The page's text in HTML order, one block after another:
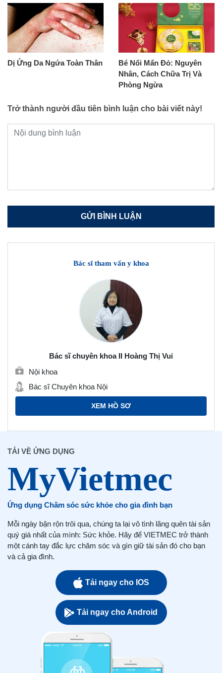
Dị Ứng Da Ngứa Toàn Thân
Bé Nổi Mẩn Đỏ: Nguyên
Nhân, Cách Chữa Trị Và
Phòng Ngừa
Trở thành người đầu tiên bình luận cho bài viết này!
Bác sĩ tham vấn y khoa
Bác sĩ chuyên khoa II Hoàng Thị Vui
Nội khoa
Bác sĩ Chuyên khoa Nội
XEM HỒ SƠ
TẢI VỀ ỨNG DỤNG
Ứng dụng Chăm sóc sức khỏe cho gia đình bạn
Mỗi ngày bận rộn trôi qua, chúng ta lại vô tình lãng quên tài sản
quý giá nhất của mình: Sức khỏe. Hãy để VIETMEC trở thành
một cánh tay đắc lực chăm sóc và gìn giữ tài sản đó cho bạn
và cả gia đình.
Tải ngay cho IOS
Tải ngay cho Android